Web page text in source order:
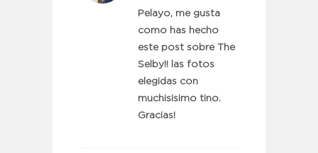
Pelayo, me gusta
como has hecho
este post sobre The
Selby!! las fotos
elegidas con
muchisisimo tino.
Gracias!